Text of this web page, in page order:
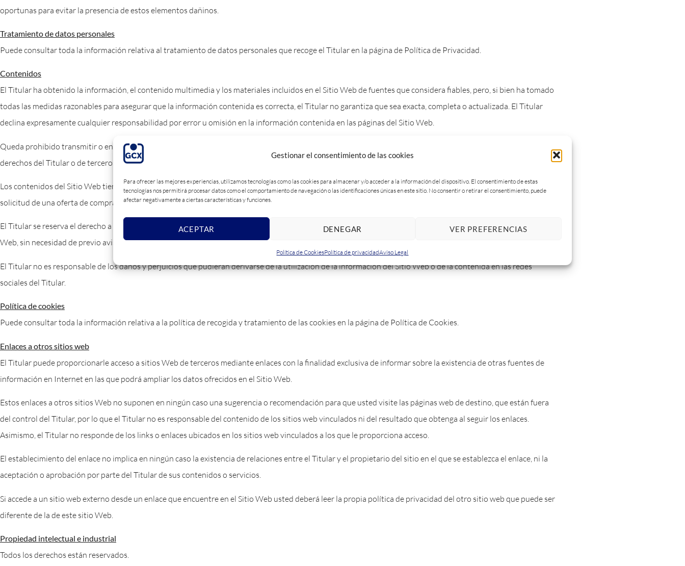
Gestionar el consentimiento de las cookies
Para ofrecer las mejores experiencias, utilizamos tecnologías como las cookies para almacenar y/o acceder a la información del dispositivo. El consentimiento de estas
tecnologías nos permitirá procesar datos como el comportamiento de navegación o las identificaciones únicas en este sitio. No consentir o retirar el consentimiento, puede
afectar negativamente a ciertas características y funciones.
ACEPTAR DENEGAR VER PREFERENCIAS
Política de CookiesPolítica de privacidadAviso Legal
oportunas para evitar la presencia de estos elementos dañinos.
Tratamiento de datos personales
Puede consultar toda la información relativa al tratamiento de datos personales que recoge el Titular en la página de Política de Privacidad.
Contenidos
El Titular ha obtenido la información, el contenido multimedia y los materiales incluidos en el Sitio Web de fuentes que considera fiables, pero, si bien ha tomado
todas las medidas razonables para asegurar que la información contenida es correcta, el Titular no garantiza que sea exacta, completa o actualizada. El Titular
declina expresamente cualquier responsabilidad por error u omisión en la información contenida en las páginas del Sitio Web.
Queda prohibido transmitir o enviar a través del Sitio Web cualquier contenido ilegal o ilícito, virus informáticos, o mensajes que, en general, afecten o violen
derechos del Titular o de terceros.
Los contenidos del Sitio Web tienen únicamente una finalidad informativa y bajo ninguna circunstancia deben usarse ni considerarse como oferta de venta,
solicitud de una oferta de compra ni recomendación para realizar cualquier otra operación, salvo que así se indique expresamente.
El Titular se reserva el derecho a modificar, suspender, cancelar o restringir el contenido del Sitio Web, los vínculos o la información obtenida a través del Sitio
Web, sin necesidad de previo aviso.
El Titular no es responsable de los daños y perjuicios que pudieran derivarse de la utilización de la información del Sitio Web o de la contenida en las redes
sociales del Titular.
Política de cookies
Puede consultar toda la información relativa a la política de recogida y tratamiento de las cookies en la página de Política de Cookies.
Enlaces a otros sitios web
El Titular puede proporcionarle acceso a sitios Web de terceros mediante enlaces con la finalidad exclusiva de informar sobre la existencia de otras fuentes de
información en Internet en las que podrá ampliar los datos ofrecidos en el Sitio Web.
Estos enlaces a otros sitios Web no suponen en ningún caso una sugerencia o recomendación para que usted visite las páginas web de destino, que están fuera
del control del Titular, por lo que el Titular no es responsable del contenido de los sitios web vinculados ni del resultado que obtenga al seguir los enlaces.
Asimismo, el Titular no responde de los links o enlaces ubicados en los sitios web vinculados a los que le proporciona acceso.
El establecimiento del enlace no implica en ningún caso la existencia de relaciones entre el Titular y el propietario del sitio en el que se establezca el enlace, ni la
aceptación o aprobación por parte del Titular de sus contenidos o servicios.
Si accede a un sitio web externo desde un enlace que encuentre en el Sitio Web usted deberá leer la propia política de privacidad del otro sitio web que puede ser
diferente de la de este sitio Web.
Propiedad intelectual e industrial
Todos los derechos están reservados.